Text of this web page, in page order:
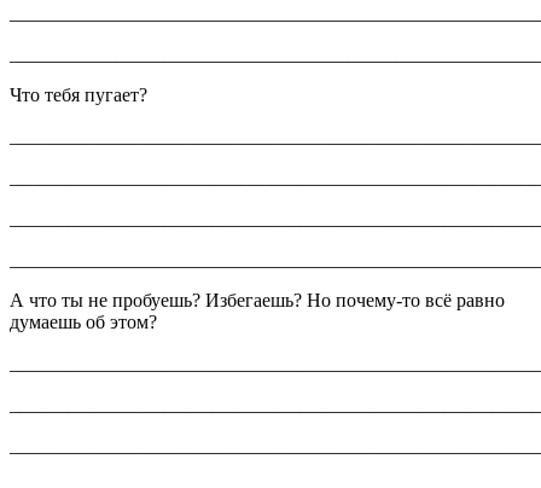
Что тебя пугает?
А что ты не пробуешь? Избегаешь? Но почему-то всё равно
думаешь об этом?